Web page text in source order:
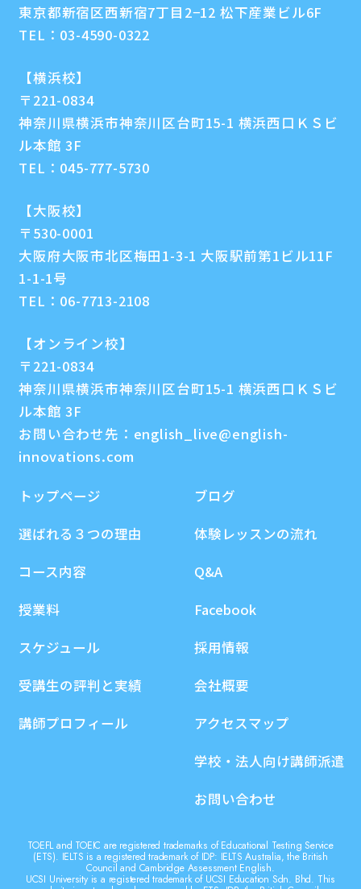
東京都新宿区西新宿7丁目2−12 松下産業ビル6F
TEL： 03-4590-0322
【横浜校】
〒221-0834
神奈川県横浜市神奈川区台町15-1 横浜西口ＫＳビ
ル本館 3F
TEL： 045-777-5730
【大阪校】
〒530-0001
大阪府大阪市北区梅田1-3-1 大阪駅前第1ビル11F
1-1-1号
TEL： 06-7713-2108
【オンライン校】
〒221-0834
神奈川県横浜市神奈川区台町15-1 横浜西口ＫＳビ
ル本館 3F
お問い合わせ先： english_live@english-
innovations.com
トップページ
選ばれる３つの理由
コース内容
授業料
スケジュール
受講生の評判と実績
講師プロフィール
ブログ
体験レッスンの流れ
Q&A
Facebook
採用情報
会社概要
アクセスマップ
学校・法人向け講師派遣
お問い合わせ
TOEFL and TOEIC are registered trademarks of Educational Testing Service
(ETS). IELTS is a registered trademark of IDP: IELTS Australia, the British
Council and Cambridge Assessment English.
UCSI University is a registered trademark of UCSI Education Sdn. Bhd. This